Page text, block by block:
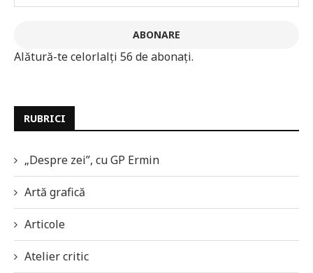
ABONARE
Alătură-te celorlalți 56 de abonați.
RUBRICI
„Despre zei”, cu GP Ermin
Artă grafică
Articole
Atelier critic